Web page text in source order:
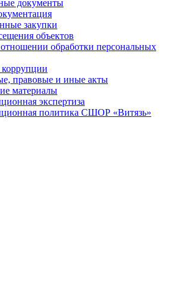
документы
закупки
объектов
обработки персональных
правовые и иные акты
материалы
экспертиза
политика СШОР «Витязь»